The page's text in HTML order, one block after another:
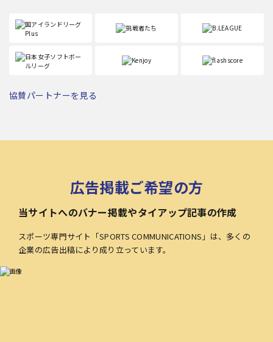
協賛パートナーを見る
広告掲載ご希望の方
当サイトへのバナー掲載やタイアップ記事の作成
スポーツ専門サイト「SPORTS COMMUNICATIONS」は、多くの
企業の広告出稿により成り立っています。